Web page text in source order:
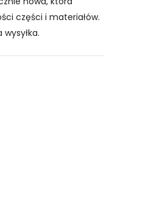
części i materiałów.